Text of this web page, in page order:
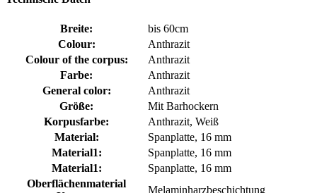
Breite:
bis 60cm
Colour:
Anthrazit
Colour of the corpus:
Anthrazit
Farbe:
Anthrazit
General color:
Anthrazit
Größe:
Mit Barhockern
Korpusfarbe:
Anthrazit, Weiß
Material:
Spanplatte, 16 mm
Material1:
Spanplatte, 16 mm
Material1:
Spanplatte, 16 mm
Oberflächenmaterial
Melaminharzbeschichtung